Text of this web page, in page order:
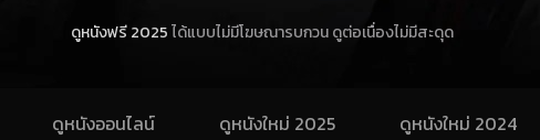
ดูหนังฟรี 2025ได้แบบไม่มีโฆษณารบกวน ดูต่อเนื่องไม่มีสะดุด
ดูหนังออนไลน์ ดูหนังใหม่ 2025 ดูหนังใหม่ 2024